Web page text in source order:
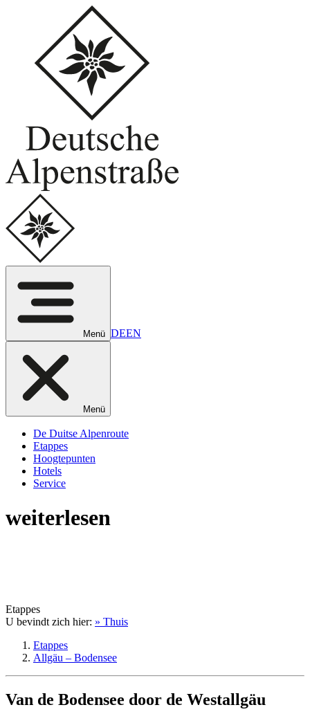
Menü DEEN
Menü
De Duitse Alpenroute
Etappes
Hoogtepunten
Hotels
Service
weiterlesen
Etappes
U bevindt zich hier: » Thuis
Etappes
Allgäu – Bodensee
Van de Bodensee door de Westallgäu